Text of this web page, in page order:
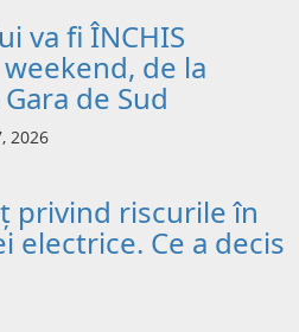
va fi ÎNCHIS
de la
de Sud
2026
privind riscurile în
electrice. Ce a decis